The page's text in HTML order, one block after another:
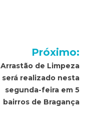
Próximo:
Arrastão de Limpeza
será realizado nesta
segunda-feira em 5
bairros de Bragança